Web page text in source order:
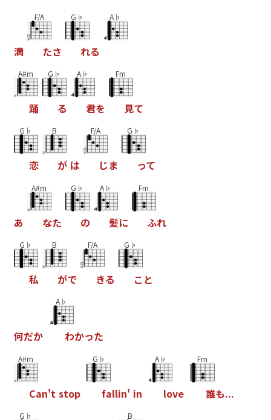
満
F/A
たさ
G♭
れる
A♭
A#m
踊
G♭
る
A♭
君を
Fm
見て
G♭
恋
B
が は
F/A
じ ま
G♭
って
あ
A#m
なた
G♭
の
A♭
髪に
Fm
ふれ
G♭
私
B
がで
F/A
きる
G♭
こ と
何だか
A♭
わかった
A#m
Can't stop
G♭
fallin' in
A♭
love
Fm
誰も...
G♭ B